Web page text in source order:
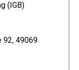
(IGB)
92, 49069